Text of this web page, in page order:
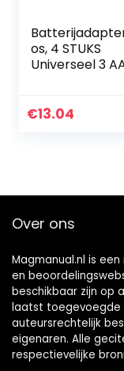
os, 4 STUKS
Universeel 3
€13.04
Over ons
Magmanual.nl is
en
beschikbaar zijn op
laatst toegevoegde
auteursrechtelijk
eigenaren. Alle
respectievelijke